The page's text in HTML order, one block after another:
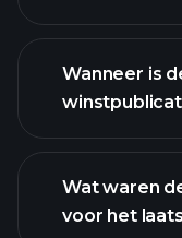
gegevens
Wanneer is
Wat waren
voor het